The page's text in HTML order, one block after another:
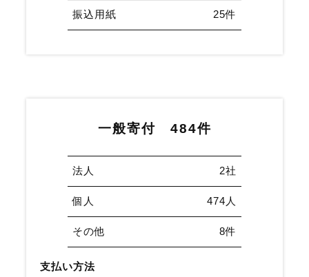
振込用紙 25件
一般寄付 484件
法人 2社
個人 474人
その他 8件
支払い方法